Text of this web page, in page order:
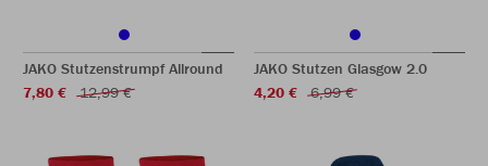
JAKO Stutzenstrumpf Allround
7,80 €
12,99 €
JAKO Stutzen Glasgow 2.0
4,20 €
6,99 €